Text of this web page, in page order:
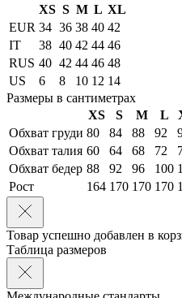
XS S M L XL
EUR 34 36 38 40 42
IT
38 40 42 44 46
RUS 40 42 44 46 48
US
6 8 10 12 14
Размеры в сантиметрах
XS
S M L
Обхват груди 80 84 88 92
Обхват талия 60 64 68 72
Обхват бедер 88 92 96 100
Рост
164 170 170 170
Товар успешно добавлен в
Таблица размеров